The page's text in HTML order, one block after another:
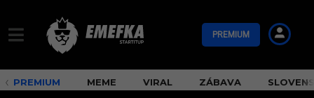
PREMIUM
PREMIUM MEME VIRAL ZÁBAVA